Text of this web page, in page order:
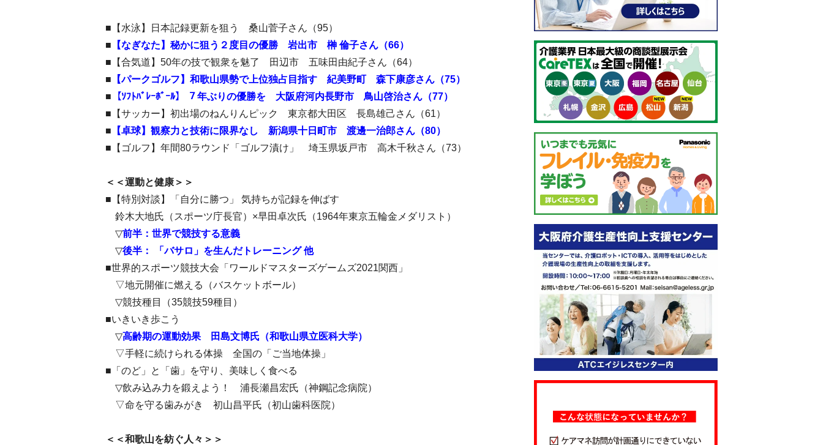
■【水泳】日本記録更新を狙う 桑山菅子さん（95）
■ 【なぎなた】秘かに狙う２度目の優勝 岩出市 榊 倫子さん（66）
■【合気道】50年の技で観衆を魅了 田辺市 五味田由紀子さん（64）
■ 【パークゴルフ】和歌山県勢で上位独占目指す 紀美野町 森下康彦さん（75）
■ 【ｿﾌﾄﾊﾞﾚｰﾎﾞｰﾙ】 ７年ぶりの優勝を 大阪府河内長野市 鳥山啓治さん（77）
■【サッカー】初出場のねんりんピック 東京都大田区 長島雄己さん（61）
■ 【卓球】観察力と技術に限界なし 新潟県十日町市 渡邊一治郎さん（80）
■【ゴルフ】年間80ラウンド「ゴルフ漬け」 埼玉県坂戸市 高木千秋さん（73）
＜＜運動と健康＞＞
■【特別対談】「自分に勝つ」 気持ちが記録を伸ばす
鈴木大地氏（スポーツ庁長官）×早田卓次氏（1964年東京五輪金メダリスト）
▽前半：世界で競技する意義
▽後半： 「バサロ」を生んだトレーニング 他
■世界的スポーツ競技大会「ワールドマスターズゲームズ2021関西」
▽地元開催に燃える（バスケットボール）
▽競技種目（35競技59種目）
■いきいき歩こう
▽高齢期の運動効果 田島文博氏（和歌山県立医科大学）
▽手軽に続けられる体操 全国の「ご当地体操」
■「のど」と「歯」を守り、美味しく食べる
▽飲み込み力を鍛えよう！ 浦長瀬昌宏氏（神鋼記念病院）
▽命を守る歯みがき 初山昌平氏（初山歯科医院）
＜＜和歌山を紡ぐ人々＞＞